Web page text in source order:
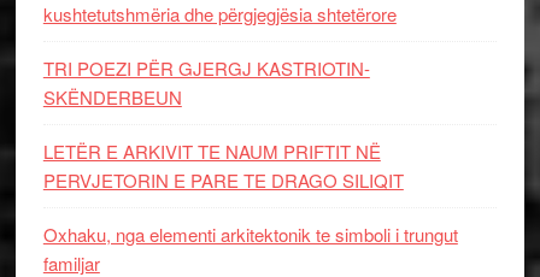
kushtetutshmëria dhe përgjegjësia shtetërore
TRI POEZI PËR GJERGJ KASTRIOTIN-
SKËNDERBEUN
LETËR E ARKIVIT TE NAUM PRIFTIT NË
PERVJETORIN E PARE TE DRAGO SILIQIT
Oxhaku, nga elementi arkitektonik te simboli i trungut
familjar